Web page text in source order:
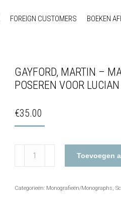
FOREIGN CUSTOMERS BOEKEN
GAYFORD, MARTIN –
POSEREN VOOR
€35.00
met
Toevoegen
Categorieën: Monografieën/Monographs,